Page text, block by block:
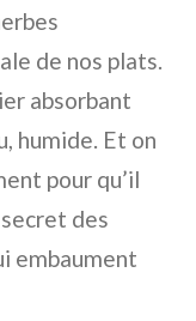
de nos plats.
absorbant
humide. Et on
pour qu’il
des
embaument